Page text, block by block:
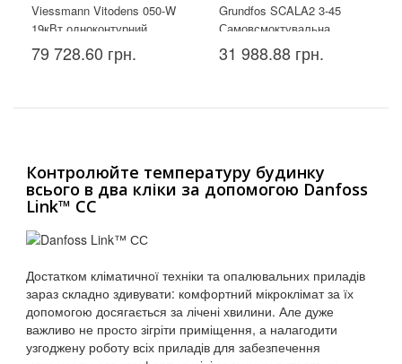
Viessmann Vitodens 050-W
19кВт одноконтурний
79 728.60 грн.
Grundfos SCALA2 3-45
Самовсмоктувальна
насосна установка
31 988.88 грн.
Контролюйте температуру будинку
всього в два кліки за допомогою Danfoss
Link™ СС
Достатком кліматичної техніки та опалювальних приладів
зараз складно здивувати: комфортний мікроклімат за їх
допомогою досягається за лічені хвилини. Але дуже
важливо не просто зігріти приміщення, а налагодити
узгоджену роботу всіх приладів для забезпечення